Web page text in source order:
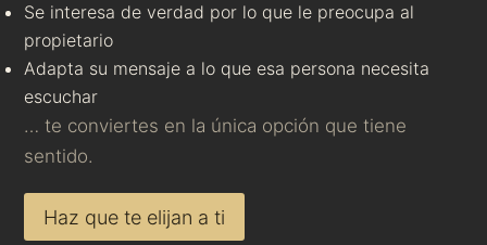
Se interesa de verdad por lo que le preocupa al
propietario
Adapta su mensaje a lo que esa persona necesita
escuchar
… te conviertes en la única opción que tiene
sentido.
Haz que te elijan a ti